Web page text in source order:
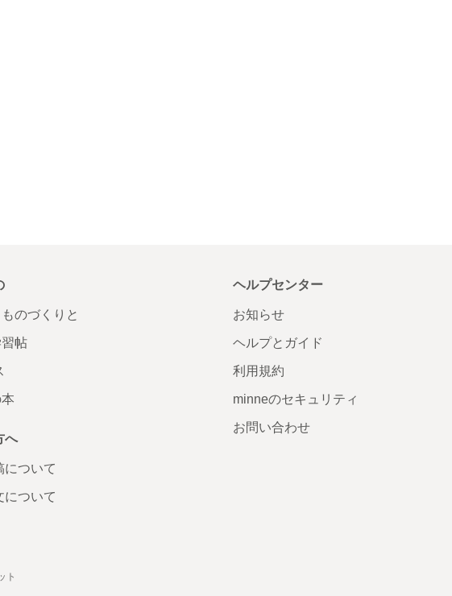
のづくりと
帖
へ
について
について
ヘルプセンター
お知らせ
ヘルプとガイド
利用規約
minneのセキュリティ
お問い合わせ
ト